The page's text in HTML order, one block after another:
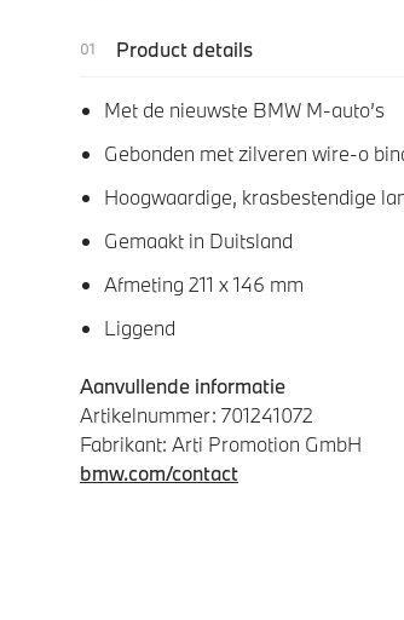
Product details
Met de nieuwste BMW M-auto’s
Gebonden met zilveren wire-o
Hoogwaardige, krasbestendige
Gemaakt in Duitsland
Afmeting 211 x 146 mm
Liggend
Aanvullende informatie
Artikelnummer: 701241072
Fabrikant: Arti Promotion GmbH
bmw.com/contact